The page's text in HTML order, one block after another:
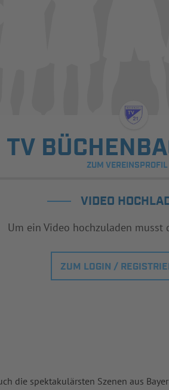
TV
ZUM VEREINSPROFIL
VIDEO
Um ein Video hochzuladen musst
ZUM LOGIN /
die spektakulärsten Szenen aus